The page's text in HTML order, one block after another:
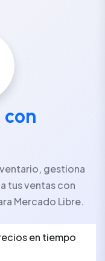
gestiona
tus ventas con
Mercado Libre.
en tiempo